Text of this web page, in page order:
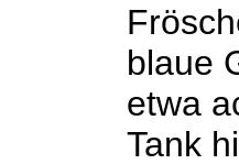
blaue
etwa
Tank